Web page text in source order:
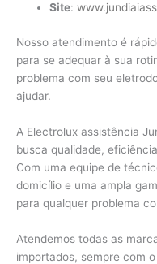
Site:
Nosso atendimento é
para se adequar à sua
problema com seu
ajudar.
A Electrolux assistência
busca qualidade,
Com uma equipe de
domicílio e uma ampla
para qualquer problema
Atendemos todas as
importados, sempre com